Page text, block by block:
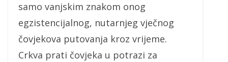
samo vanjskim znakom onog
egzistencijalnog, nutarnjeg vječnog
čovjekova putovanja kroz vrijeme.
Crkva prati čovjeka u potrazi za